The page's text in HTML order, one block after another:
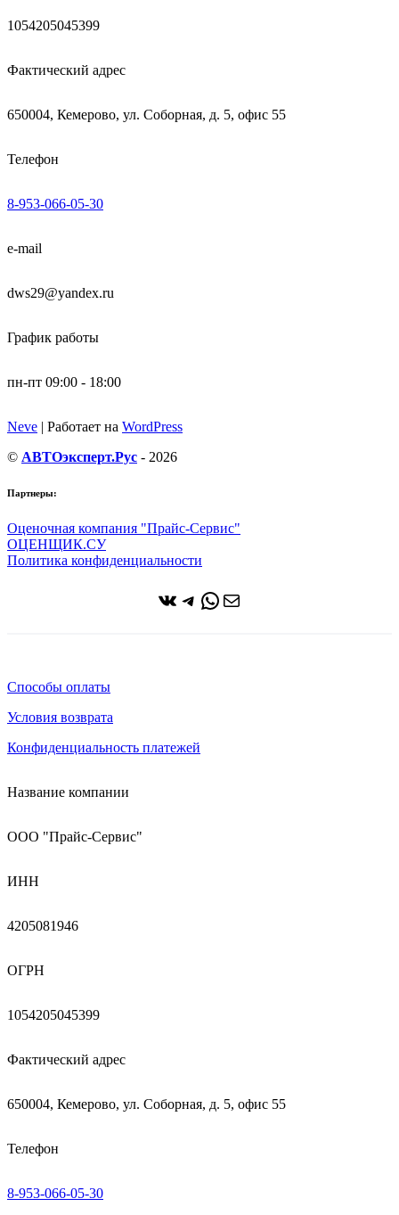
1054205045399
Фактический адрес
650004, Кемерово, ул. Соборная, д. 5, офис 55
Телефон
8-953-066-05-30
e-mail
dws29@yandex.ru
График работы
пн-пт 09:00 - 18:00
Neve | Работает на WordPress
© АВТОэксперт.Рус - 2026
Партнеры:
Оценочная компания "Прайс-Сервис"
ОЦЕНЩИК.СУ
Политика конфиденциальности
ВКонтакте
Telegram
WhatsApp
Почта
Способы оплаты
Условия возврата
Конфиденциальность платежей
Название компании
ООО "Прайс-Сервис"
ИНН
4205081946
ОГРН
1054205045399
Фактический адрес
650004, Кемерово, ул. Соборная, д. 5, офис 55
Телефон
8-953-066-05-30